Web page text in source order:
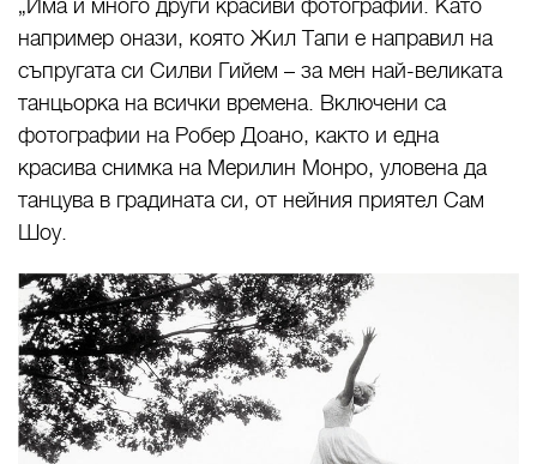
„Има и много други красиви фотографии. Като
например онази, която Жил Тапи е направил на
съпругата си Силви Гийем – за мен най-великата
танцьорка на всички времена. Включени са
фотографии на Робер Доано, както и една
красива снимка на Мерилин Монро, уловена да
танцува в градината си, от нейния приятел Сам
Шоу.